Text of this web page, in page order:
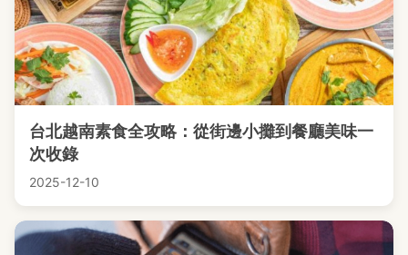
台北越南素食全攻略：從街邊小攤到餐廳美味一
次收錄
2025-12-10